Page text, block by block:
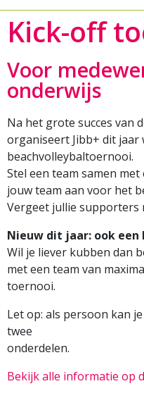
Kick-off
Voor
onderwijs
Na het grote succes van
organiseert Jibb+ dit jaar
beachvolleybaltoernooi.
Stel een team samen met
jouw team aan voor het
Vergeet jullie supporters
Nieuw dit jaar: ook een
Wil je liever kubben dan
met een team van
toernooi.
Let op: als persoon kan
twee
onderdelen.
Bekijk alle informatie op